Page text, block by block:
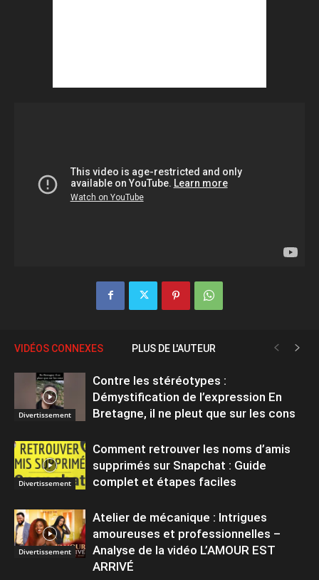
VIDÉOS CONNEXES PLUS DE L'AUTEUR
Divertissement
Contre les stéréotypes :
Démystification de l’expression En
Bretagne, il ne pleut que sur les cons
Divertissement
Comment retrouver les noms d’amis
supprimés sur Snapchat : Guide
complet et étapes faciles
Divertissement
Atelier de mécanique : Intrigues
amoureuses et professionnelles –
Analyse de la vidéo L’AMOUR EST
ARRIVÉ